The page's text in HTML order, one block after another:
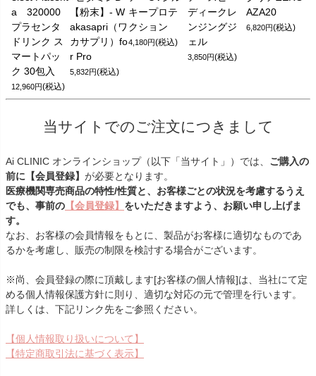
a 320000
プラセンタ
ドリンク ス
マートパッ
ク 30包入
12,960円(税込)
【粉末】- W
akasapri（ワ
カサプリ）fo
r Pro
5,832円(税込)
キープロテ
クション
4,180円(税込)
ディークレ
ンジングジ
ェル
3,850円(税込)
AZA20
6,820円(税込)
当サイトでのご注文につきまして
Ai CLINIC オンラインショップ（以下「当サイト」）では、 ご購入の
前に【会員登録】 が必要となります。
医療機関専売商品の特性/性質と、お客様ごとの状況を考慮するうえ
でも、事前の 【会員登録】 をいただきますよう、お願い申し上げま
す。
なお、お客様の会員情報をもとに、製品がお客様に適切なものであ
るかを考慮し、販売の制限を検討する場合がございます。
※尚、会員登録の際に頂戴します[お客様の個人情報]は、当社にて定
める個人情報保護方針に則り、適切な対応の元で管理を行います。
詳しくは、下記リンク先をご参照ください。
【個人情報取り扱いについて】
【特定商取引法に基づく表示】